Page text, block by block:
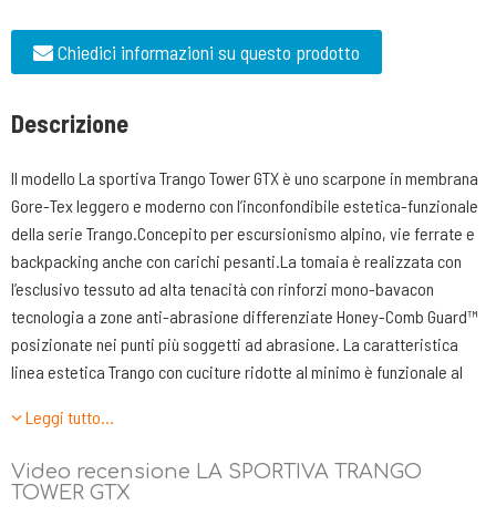
Chiedici informazioni su questo prodotto
Descrizione
Il modello La sportiva Trango Tower GTX è uno scarpone in membrana
Gore-Tex leggero e moderno con l’inconfondibile estetica-funzionale
della serie Trango.Concepito per escursionismo alpino, vie ferrate e
backpacking anche con carichi pesanti.La tomaia è realizzata con
l’esclusivo tessuto ad alta tenacità con rinforzi mono-bavacon
tecnologia a zone anti-abrasione differenziate Honey-Comb Guard™
posizionate nei punti più soggetti ad abrasione. La caratteristica
linea estetica Trango con cuciture ridotte al minimo è funzionale al
realizzato da Vibram con esclusivo disegno La Sportiva Cube a
garantisce impermeabilità e traspirazione, lo snodo della caviglia
Leggi tutto…
Video recensione LA SPORTIVA TRANGO
TOWER GTX